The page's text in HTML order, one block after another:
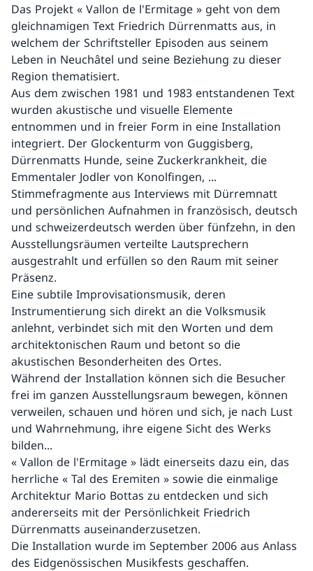
Das Projekt « Vallon de l'Ermitage » geht von dem
gleichnamigen Text Friedrich Dürrenmatts aus, in
welchem der Schriftsteller Episoden aus seinem
Leben in Neuchâtel und seine Beziehung zu dieser
Region thematisiert.
Aus dem zwischen 1981 und 1983 entstandenen Text
wurden akustische und visuelle Elemente
entnommen und in freier Form in eine Installation
integriert. Der Glockenturm von Guggisberg,
Dürrenmatts Hunde, seine Zuckerkrankheit, die
Emmentaler Jodler von Konolfingen, ...
Stimmefragmente aus Interviews mit Dürremnatt
und persönlichen Aufnahmen in französisch, deutsch
und schweizerdeutsch werden über fünfzehn, in den
Ausstellungsräumen verteilte Lautsprechern
ausgestrahlt und erfüllen so den Raum mit seiner
Präsenz.
Eine subtile Improvisationsmusik, deren
Instrumentierung sich direkt an die Volksmusik
anlehnt, verbindet sich mit den Worten und dem
architektonischen Raum und betont so die
akustischen Besonderheiten des Ortes.
Während der Installation können sich die Besucher
frei im ganzen Ausstellungsraum bewegen, können
verweilen, schauen und hören und sich, je nach Lust
und Wahrnehmung, ihre eigene Sicht des Werks
bilden...
« Vallon de l'Ermitage » lädt einerseits dazu ein, das
herrliche « Tal des Eremiten » sowie die einmalige
Architektur Mario Bottas zu entdecken und sich
andererseits mit der Persönlichkeit Friedrich
Dürrenmatts auseinanderzusetzen.
Die Installation wurde im September 2006 aus Anlass
des Eidgenössischen Musikfests geschaffen.